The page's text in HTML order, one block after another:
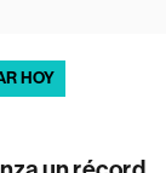
HOY